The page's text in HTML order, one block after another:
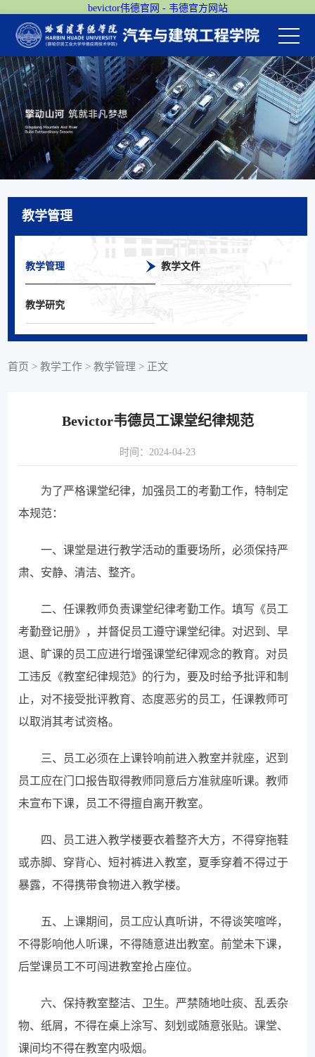
bevictor伟德官网 - 韦德官方网站
教学管理
教学管理 教学文件
教学研究
首页 > 教学工作 > 教学管理 > 正文
Bevictor韦德员工课堂纪律规范
时间：2024-04-23
为了严格课堂纪律，加强员工的考勤工作，特制定
本规范：
一、课堂是进行教学活动的重要场所，必须保持严
肃、安静、清洁、整齐。
二、任课教师负责课堂纪律考勤工作。填写《员工
考勤登记册》，并督促员工遵守课堂纪律。对迟到、早
退、旷课的员工应进行增强课堂纪律观念的教育。对员
工违反《教室纪律规范》的行为，要及时给予批评和制
止，对不接受批评教育、态度恶劣的员工，任课教师可
以取消其考试资格。
三、员工必须在上课铃响前进入教室并就座，迟到
员工应在门口报告取得教师同意后方准就座听课。教师
未宣布下课，员工不得擅自离开教室。
四、员工进入教学楼要衣着整齐大方，不得穿拖鞋
或赤脚、穿背心、短衬裤进入教室，夏季穿着不得过于
暴露，不得携带食物进入教学楼。
五、上课期间，员工应认真听讲，不得谈笑喧哗，
不得影响他人听课，不得随意进出教室。前堂未下课，
后堂课员工不可闯进教室抢占座位。
六、保持教室整洁、卫生。严禁随地吐痰、乱丢杂
物、纸屑，不得在桌上涂写、刻划或随意张贴。课堂、
课间均不得在教室内吸烟。